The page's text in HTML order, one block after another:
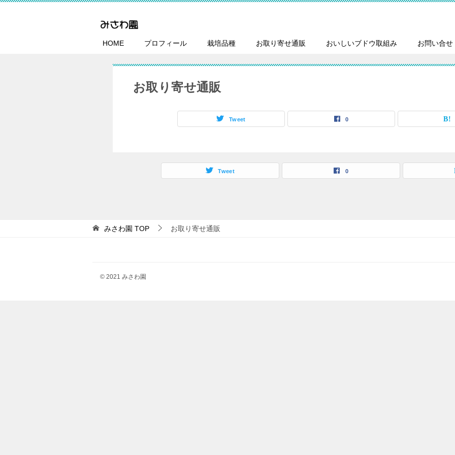
HOME プロフィール 栽培品種 お取り寄せ通販 おいしいブドウ取組み お問い合せ
お取り寄せ通販
Tweet 0
Tweet 0
みさわ園 TOP お取り寄せ通販
© 2021 みさわ園